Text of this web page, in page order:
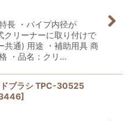
長 ・パイプ内径が
リーナーに取り付けで
共通) 用途 ・補助用具 商
・品名：クリ…
ブラシ TPC-30525
]